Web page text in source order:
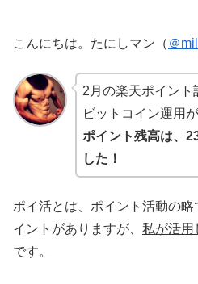
こんにちは。たにしマン（ ＠
2月の楽天ポイント
ビットコイン運用
ポイント残高は、
した！
ポイ活とは、ポイント活動の
イントがありますが、 私が活用
です。